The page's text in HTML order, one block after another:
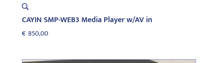
CAYIN SMP-WEB3 Media Player w/AV in
€ 850,00